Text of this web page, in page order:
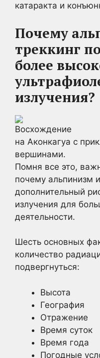
катаракта и
Почему
треккинг
более
излучения?
Восхождение
на Аконкагуа с
вершинами.
Помня все это,
почему альпинизм
дополнительный
излучения для
деятельности.
Шесть основных
количество
подвергнуться:
Высота
География
Отражение
Время суток
Время года
Погодные